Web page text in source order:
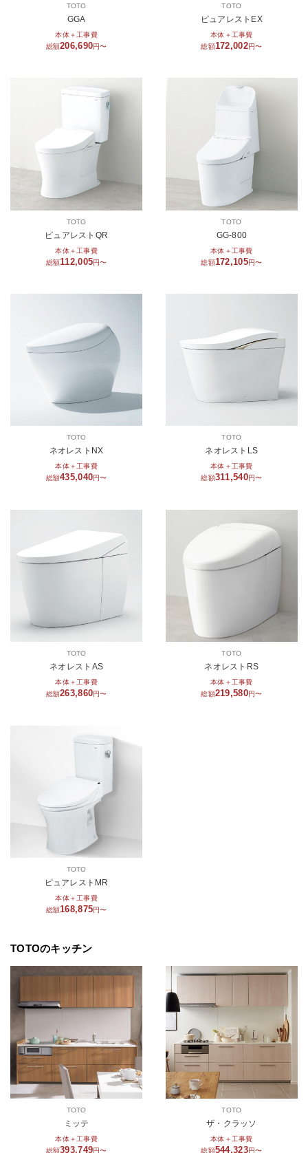
TOTO
GGA
本体＋工事費
総額206,690円〜
TOTO
ピュアレストEX
本体＋工事費
総額172,002円〜
TOTO
ピュアレストQR
本体＋工事費
総額112,005円〜
TOTO
GG-800
本体＋工事費
総額172,105円〜
TOTO
ネオレストNX
本体＋工事費
総額435,040円〜
TOTO
ネオレストLS
本体＋工事費
総額311,540円〜
TOTO
ネオレストAS
本体＋工事費
総額263,860円〜
TOTO
ネオレストRS
本体＋工事費
総額219,580円〜
TOTO
ピュアレストMR
本体＋工事費
総額168,875円〜
TOTOのキッチン
TOTO
ミッテ
本体＋工事費
総額393,749円〜
TOTO
ザ・クラッソ
本体＋工事費
総額544,323円〜